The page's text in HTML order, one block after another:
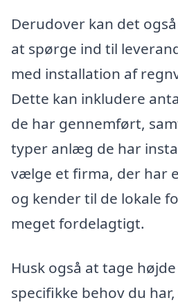
Derudover kan det
at spørge ind til
med installation af
Dette kan inkludere
de har gennemført,
typer anlæg de har
vælge et firma, der har
og kender til de lokale
meget fordelagtigt.
Husk også at tage
specifikke behov du